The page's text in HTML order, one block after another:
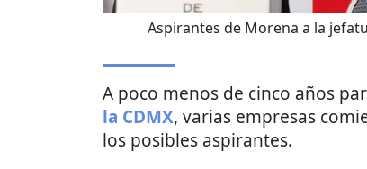
Aspirantes de Morena a la
A poco menos de cinco años
la CDMX, varias empresas
los posibles aspirantes.